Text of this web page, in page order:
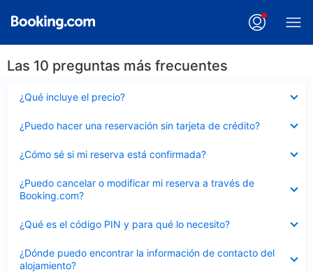
Las 10 preguntas más frecuentes
¿Qué incluye el precio?
cerrado
¿Puedo hacer una reservación sin tarjeta de crédito?
cerrado
¿Cómo sé si mi reserva está confirmada?
cerrado
¿Puedo cancelar o modificar mi reserva a través de
Booking.com?
cerrado
¿Qué es el código PIN y para qué lo necesito?
cerrado
¿Dónde puedo encontrar la información de contacto del
alojamiento?
cerrado